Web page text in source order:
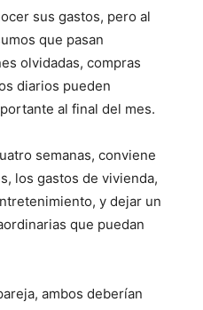
sus gastos, pero al
que pasan
olvidadas, compras
diarios pueden
al final del mes.
semanas, conviene
los gastos de vivienda,
y dejar un
que puedan
ambos deberían